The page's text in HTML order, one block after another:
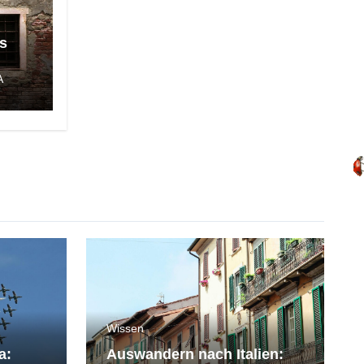
Wissen
Auswandern nach Italien: